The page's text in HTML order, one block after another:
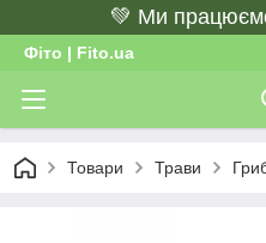
💚 Ми
Фіто | Fito.ua
Товари Трави